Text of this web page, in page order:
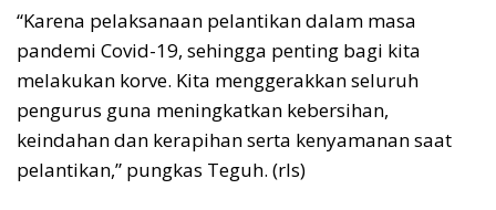
“Karena pelaksanaan pelantikan dalam masa
pandemi Covid-19, sehingga penting bagi kita
melakukan korve. Kita menggerakkan seluruh
pengurus guna meningkatkan kebersihan,
keindahan dan kerapihan serta kenyamanan saat
pelantikan,” pungkas Teguh. (rls)